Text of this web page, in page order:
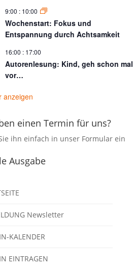
9:00 : 10:00
Wochenstart: Fokus und
Entspannung durch Achtsamkeit
16:00 : 17:00
Autorenlesung: Kind, geh schon mal
vor…
anzeigen
einen Termin für uns?
ihn einfach in unser Formular ein
Ausgabe
Newsletter
KALENDER
EINTRAGEN